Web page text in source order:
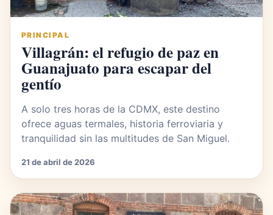
PRINCIPAL
Villagrán: el refugio de paz en
Guanajuato para escapar del
gentío
A solo tres horas de la CDMX, este destino
ofrece aguas termales, historia ferroviaria y
tranquilidad sin las multitudes de San Miguel.
21 de abril de 2026